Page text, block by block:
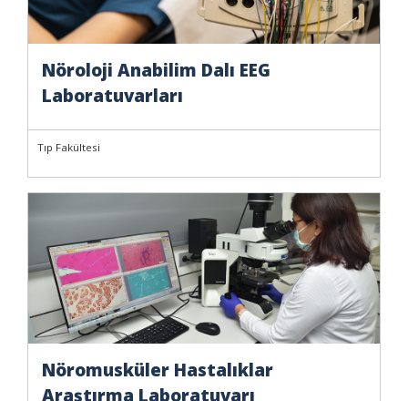
Nöroloji Anabilim Dalı EEG
Laboratuvarları
Tıp Fakültesi
Nöromusküler Hastalıklar
Araştırma Laboratuvarı